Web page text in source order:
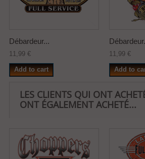
Débardeur...
11,99 €
Add to cart
11,99 €
Add to
LES CLIENTS QUI ONT
ONT ÉGALEMENT ACHETÉ...